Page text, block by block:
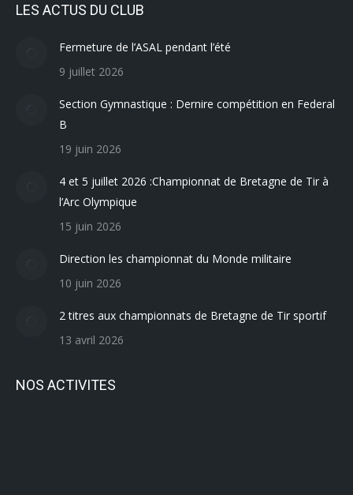
LES ACTUS DU CLUB
Fermeture de l’ASAL pendant l’été
9 juillet 2026
Section Gymnastique : Dernire compétition en Federal
B
19 juin 2026
4 et 5 juillet 2026 :Championnat de Bretagne de Tir à
l’Arc Olympique
15 juin 2026
Direction les championnat du Monde militaire
10 juin 2026
2 titres aux championnats de Bretagne de Tir sportif
13 avril 2026
NOS ACTIVITES